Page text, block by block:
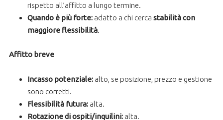
rispetto all’affitto a lungo termine.
Quando è più forte: adatto a chi cerca stabilità con
maggiore flessibilità.
Affitto breve
Incasso potenziale: alto, se posizione, prezzo e gestione
sono corretti.
Flessibilità futura: alta.
Rotazione di ospiti/inquilini: alta.